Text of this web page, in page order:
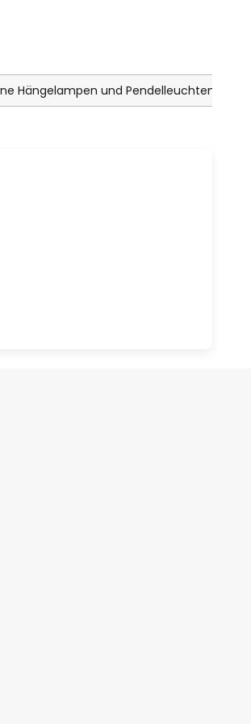
Hängelampen und Pendelleuchten